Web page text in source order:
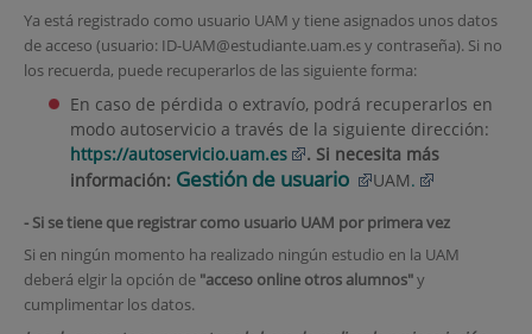
Ya está registrado como usuario UAM y tiene asignados unos datos
de acceso (usuario: ID-UAM@estudiante.uam.es y contraseña). Si no
los recuerda, puede recuperarlos de las siguiente forma:
En caso de pérdida o extravío, podrá recuperarlos en
modo autoservicio a través de la siguiente dirección:
https://autoservicio.uam.es
. Si necesita más
información: Gestión de usuario UAM.
- Si se tiene que registrar como usuario UAM por primera vez
Si en ningún momento ha realizado ningún estudio en la UAM
deberá elgir la opción de "acceso online otros alumnos"y
cumplimentar los datos.